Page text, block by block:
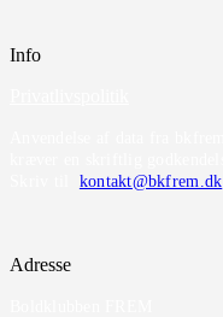
Info
kontakt@bkfrem.dk
Adresse